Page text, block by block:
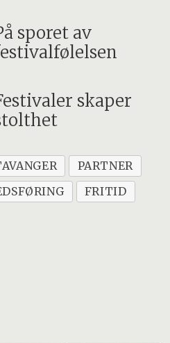
sporet av
skaper
PARTNER
FRITID